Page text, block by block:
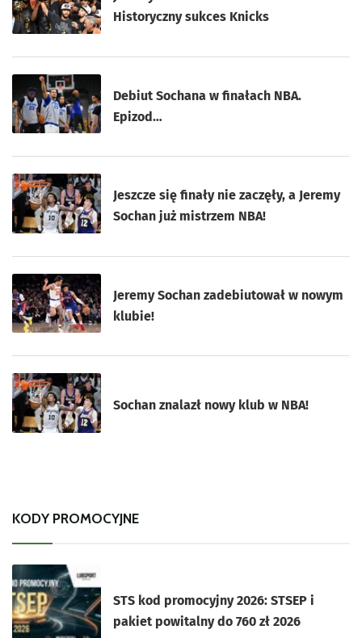
Historyczny sukces Knicks
Debiut Sochana w finałach NBA.
Epizod…
Jeszcze się finały nie zaczęły, a Jeremy
Sochan już mistrzem NBA!
Jeremy Sochan zadebiutował w nowym
klubie!
Sochan znalazł nowy klub w NBA!
KODY PROMOCYJNE
STS kod promocyjny 2026: STSEP i
pakiet powitalny do 760 zł 2026